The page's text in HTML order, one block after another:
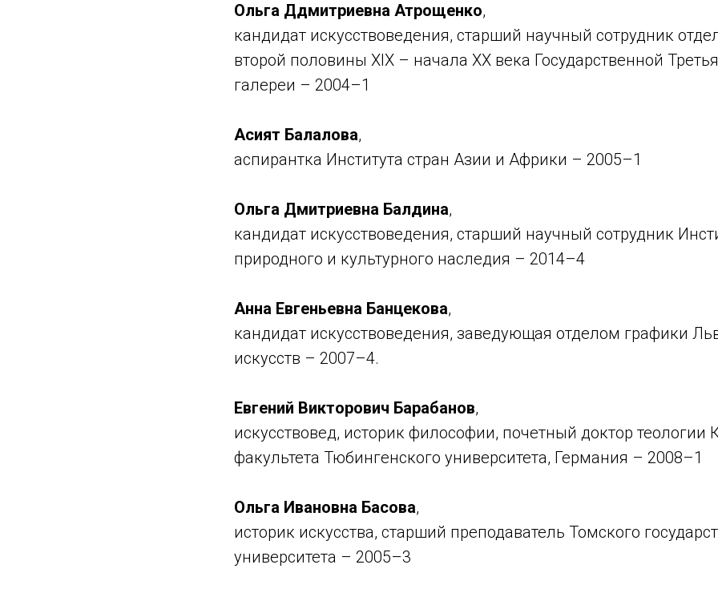
Ольга Ддмитриевна Атрощенко,
кандидат искусствоведения, старший научный сотрудник
второй половины XIX – начала ХХ века Государственной
галереи – 2004–1
Асият Балалова,
аспирантка Института стран Азии и Африки – 2005–1
Ольга Дмитриевна Балдина,
кандидат искусствоведения, старший научный сотрудник
природного и культурного наследия – 2014–4
Анна Евгеньевна Банцекова,
кандидат искусствоведения, заведующая отделом графики
искусств – 2007–4.
Евгений Викторович Барабанов,
искусствовед, историк философии, почетный доктор теологии
факультета Тюбингенского университета, Германия – 2008–1
Ольга Ивановна Басова,
историк искусства, старший преподаватель Томского
университета – 2005–3